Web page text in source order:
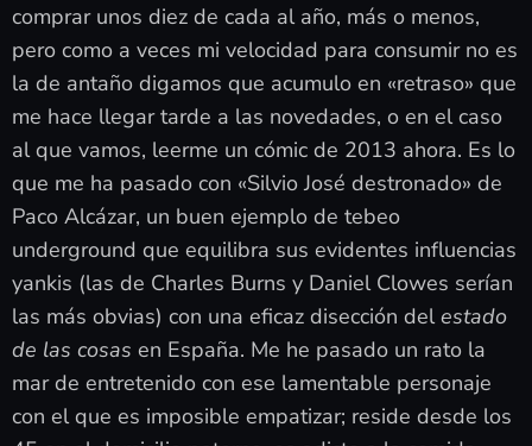
comprar unos diez de cada al año, más o menos,
pero como a veces mi velocidad para consumir no es
la de antaño digamos que acumulo en «retraso» que
me hace llegar tarde a las novedades, o en el caso
al que vamos, leerme un cómic de 2013 ahora. Es lo
que me ha pasado con «Silvio José destronado» de
Paco Alcázar, un buen ejemplo de tebeo
underground que equilibra sus evidentes influencias
yankis (las de Charles Burns y Daniel Clowes serían
las más obvias) con una eficaz disección delestado
de las cosas en España. Me he pasado un rato la
mar de entretenido con ese lamentable personaje
con el que es imposible empatizar; reside desde los